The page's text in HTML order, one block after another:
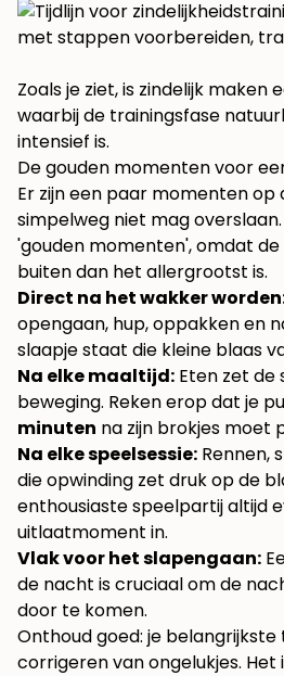
Zoals je ziet, is zindelijk maken
waarbij de trainingsfase
intensief is.
De gouden momenten voor
Er zijn een paar momenten op
simpelweg niet mag
'gouden momenten', omdat
buiten dan het allergrootst is.
Direct na het wakker
opengaan, hup, oppakken en
slaapje staat die kleine blaas
Na elke maaltijd: Eten zet de
beweging. Reken erop dat je
minuten na zijn brokjes moet
Na elke speelsessie: Rennen,
die opwinding zet druk op de
enthousiaste speelpartij altijd
uitlaatmoment in.
Vlak voor het slapengaan:
de nacht is cruciaal om de
door te komen.
Onthoud goed: je
corrigeren van ongelukjes.